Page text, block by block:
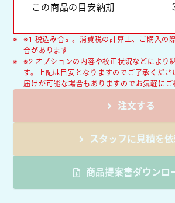
この商品の目安納期
※1 税込み合計。消費税の計算上、ご購入の
合があります
※2 オプションの内容や校正状況などにより
す。上記は目安となりますのでご了承くだ
届けが可能な場合もありますのでお気軽にご
注文する
スタッフに見積を
商品提案書ダウンロ